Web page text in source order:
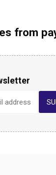
from